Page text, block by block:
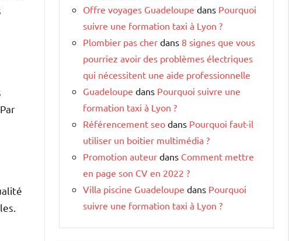
Offre voyages Guadeloupe dans Pourquoi
suivre une formation taxi à Lyon ?
Plombier pas cher dans 8 signes que vous
pourriez avoir des problèmes électriques
qui nécessitent une aide professionnelle
Guadeloupe dans Pourquoi suivre une
formation taxi à Lyon ?
Référencement seo dans Pourquoi faut-il
utiliser un boitier multimédia ?
Promotion auteur dans Comment mettre
en page son CV en 2022 ?
Villa piscine Guadeloupe dans Pourquoi
suivre une formation taxi à Lyon ?